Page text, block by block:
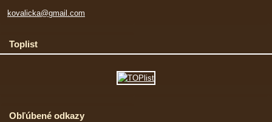
kovalicka@gmail.com
Toplist
Obľúbené odkazy